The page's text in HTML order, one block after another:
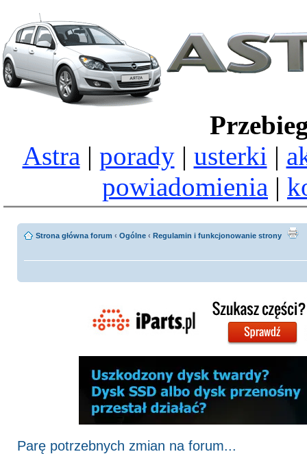
Astra | porady| usterki |
powiadomienia |
Strona główna forum ‹ Ogólne ‹ Regulamin i funkcjonowanie strony
Parę potrzebnych zmian na forum...